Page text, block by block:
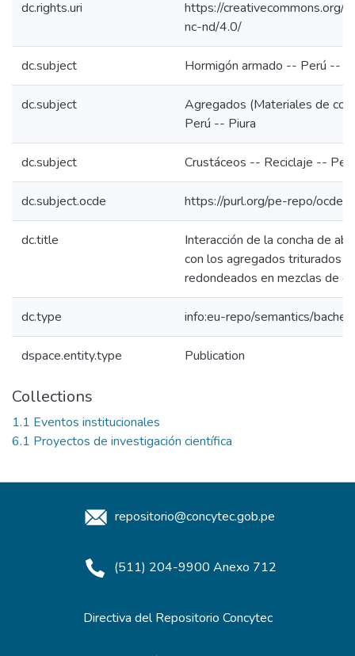
dc.rights.uri
https://creativecommons.org/
nc-nd/4.0/
dc.subject Hormigón armado -- Perú --
dc.subject
Agregados (Materiales de
Perú -- Piura
dc.subject Crustáceos -- Reciclaje --
dc.subject.ocde https://purl.org/pe-repo/ocde/
dc.title
Interacción de la concha de
con los agregados triturados y
redondeados en mezclas de
dc.type info:eu-repo/semantics/
dspace.entity.type Publication
Collections
1.1 Eventos institucionales
6.1 Proyectos de investigación científica
repositorio@concytec.gob.pe
(511) 204-9900 Anexo 712
Directiva del Repositorio Concytec